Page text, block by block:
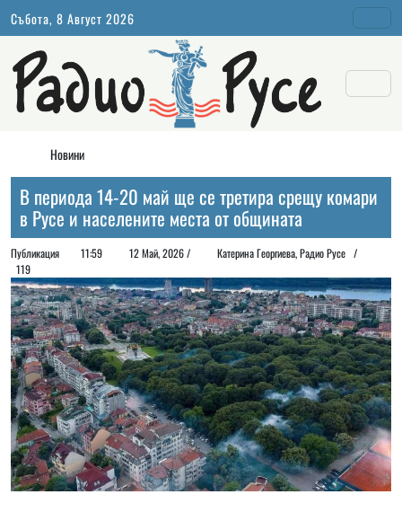
Събота, 8 Август 2026
Новини
В периода 14-20 май ще се третира срещу комари
в Русе и населените места от общината
Публикация 11:59 12 Май, 2026 /
Катерина Георгиева, Радио Русе /
119